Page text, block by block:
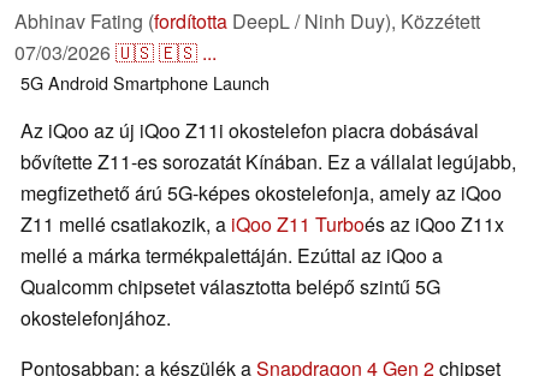
Abhinav Fating (fordította DeepL / Ninh Duy), Közzétett
07/03/2026🇺🇸🇪🇸 ...
5GAndroidSmartphone Launch
Az iQoo az új iQoo Z11i okostelefon piacra dobásával
bővítette Z11-es sorozatát Kínában. Ez a vállalat legújabb,
megfizethető árú 5G-képes okostelefonja, amely az iQoo
Z11 mellé csatlakozik, a iQoo Z11 Turboés az iQoo Z11x
mellé a márka termékpalettáján. Ezúttal az iQoo a
Qualcomm chipsetet választotta belépő szintű 5G
okostelefonjához.
Pontosabban: a készülék aSnapdragon 4 Gen 2chipset